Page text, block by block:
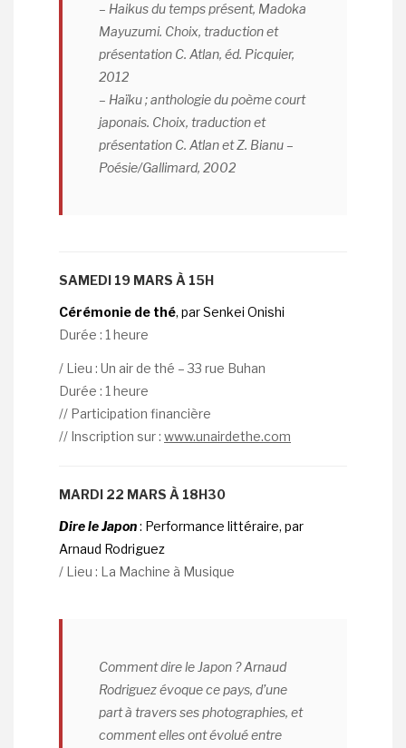
– Haikus du temps présent, Madoka
Mayuzumi. Choix, traduction et
présentation C. Atlan, éd. Picquier,
2012
– Haïku ; anthologie du poème court
japonais. Choix, traduction et
présentation C. Atlan et Z. Bianu –
Poésie/Gallimard, 2002
SAMEDI 19 MARS À 15H
Cérémonie de thé, par Senkei Onishi
Durée : 1 heure
/ Lieu : Un air de thé – 33 rue Buhan
Durée : 1 heure
// Participation financière
// Inscription sur : www.unairdethe.com
MARDI 22 MARS À 18H30
Dire le Japon: Performance littéraire, par
Arnaud Rodriguez
/ Lieu : La Machine à Musique
Comment dire le Japon ? Arnaud
Rodriguez évoque ce pays, d’une
part à travers ses photographies, et
comment elles ont évolué entre